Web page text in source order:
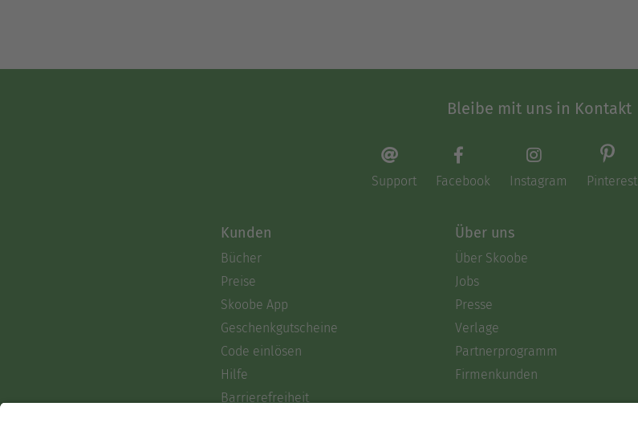
Bleibe mit uns in Kontakt
Support Facebook Instagram Pinterest
Kunden
Bücher
Preise
Skoobe App
Geschenkgutscheine
Code einlösen
Hilfe
Barrierefreiheit
Über uns
Über Skoobe
Jobs
Presse
Verlage
Partnerprogramm
Firmenkunden